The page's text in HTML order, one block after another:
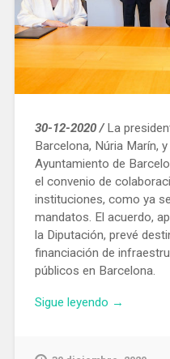
30-12-2020 /La
Barcelona, ​​Núria Marín,
Ayuntamiento de
el convenio de
instituciones, como ya
mandatos. El acuerdo,
la Diputación, prevé
financiación de
públicos en Barcelona.
Sigue leyendo «La
Barcelona
→